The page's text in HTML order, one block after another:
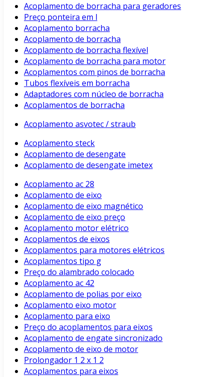
Acoplamento de borracha para geradores
Preço ponteira em l
Acoplamento borracha
Acoplamento de borracha
Acoplamento de borracha flexível
Acoplamento de borracha para motor
Acoplamentos com pinos de borracha
Tubos flexíveis em borracha
Adaptadores com núcleo de borracha
Acoplamentos de borracha
Acoplamento asvotec / straub
Acoplamento steck
Acoplamento de desengate
Acoplamento de desengate imetex
Acoplamento ac 28
Acoplamento de eixo
Acoplamento de eixo magnético
Acoplamento de eixo preço
Acoplamento motor elétrico
Acoplamentos de eixos
Acoplamentos para motores elétricos
Acoplamentos tipo g
Preço do alambrado colocado
Acoplamento ac 42
Acoplamento de polias por eixo
Acoplamento eixo motor
Acoplamento para eixo
Preço do acoplamentos para eixos
Acoplamento de engate sincronizado
Acoplamento de eixo de motor
Prolongador 1 2 x 1 2
Acoplamentos para eixos